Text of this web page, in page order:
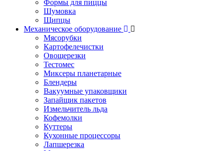
Формы для пиццы
Шумовка
Щипцы
Механическое оборудование
Мясорубки
Картофелечистки
Овощерезки
Тестомес
Миксеры планетарные
Блендеры
Вакуумные упаковщики
Запайщик пакетов
Измельчитель льда
Кофемолки
Куттеры
Кухонные процессоры
Лапшерезка